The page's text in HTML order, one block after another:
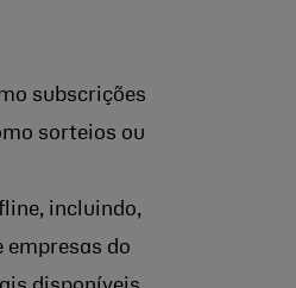
subscrições
sorteios ou
incluindo,
empresas do